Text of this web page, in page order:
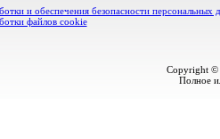
и обеспечения безопасности персональных
файлов cookie
Copyright ©
Полное